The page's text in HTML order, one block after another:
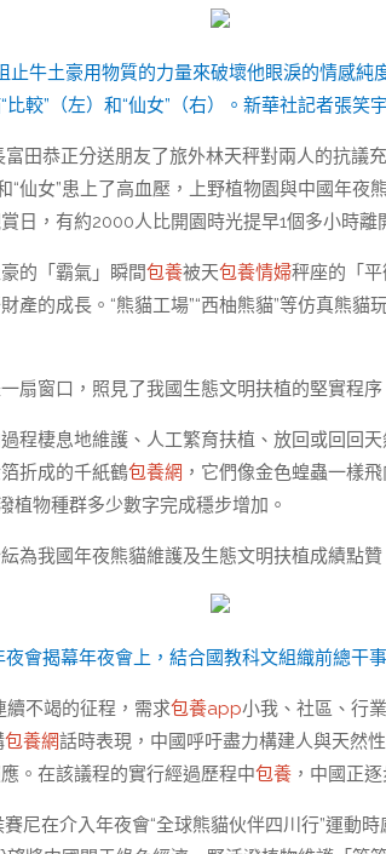
止牛土豪用物質的力量來破壞他眼淚的情感
較”（左）和“仙女”（右）。新華社記者張笑
田恭正分送朋友了旅外林天秤對兩人的抗議
“仙女”患上了高血壓，上野植物園與中國年
日，有約2000人比開園時光提早1個多小時
的「霸氣」瞬間包養被天包養情婦秤座的「
產的成長。“熊貓工場”“西柚熊貓”等仿真熊
扇窗口，照見了我國生態文明扶植的堅實程序
程棲息地維護、人工繁育扶植、放回或回回
折成的千紙鶴包養網 ，它們像金色蝗蟲一樣
植物種群多少數字完成穩步增加。
為我國年夜熊貓維護及生態文明扶植成績點贊
會揭幕年夜會上，結合國教科文組織前總干
續不竭的征程，需求包養app小我、社區、行
包養網話時表現，中國呼吁盡力構建人與天然
。在該議程的實行經過歷程中包養 ，中國正
賽尼在介入年夜會“全球熊貓伙伴四川行”運動